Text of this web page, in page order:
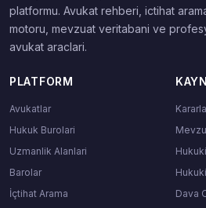
platformu. Avukat rehberi, ictihat
motoru, mevzuat veritabani ve
avukat araclari.
PLATFORM
Avukatlar
Hukuk Burolari
Uzmanlik Alanlari
Barolar
İçtihat Arama
Dava